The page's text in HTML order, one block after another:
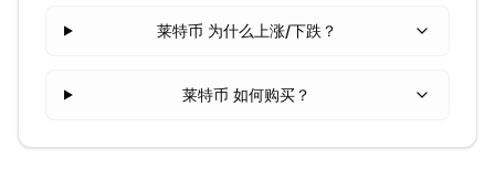
莱特币 为什么上涨/下跌？
莱特币 如何购买？